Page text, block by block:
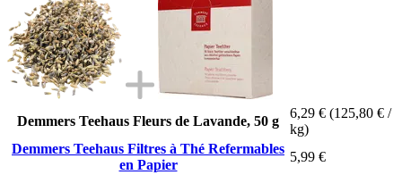
Demmers Teehaus Fleurs de Lavande, 50 g
6,29 € (125,80 € /
kg)
Demmers Teehaus Filtres à Thé Refermables
en Papier
5,99 €